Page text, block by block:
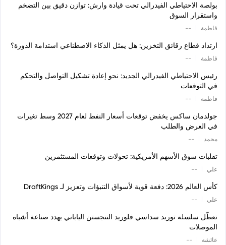
بولصة الاحتياطي الفيدرالي تحت قيادة وارش: توازن دقيق بين التضخم
واستقرار السوق
فاطمة --
ارتداد قطاع رقائق التخزين: هل يمثل الذكاء الاصطناعي استدامة الدورة؟
فاطمة --
رئيس الاحتياطي الفيدرالي الجديد: نحو إعادة تشكيل التواصل والتحكم
في التوقعات
فاطمة --
جولدمان ساكس يخفض توقعات أسعار النفط لعام 2027 وسط تغيرات
في العرض والطلب
محمد --
تقلبات سوق الأسهم الأمريكية: تحولات وتوقعات المستثمرين
علي --
كأس العالم 2026: دفعة قوية لأسواق التنبؤات وتعزيز لـ DraftKings
علي --
تعطّل سلسلة توريد سداسي فلوريد التنجستن الياباني يهدد صناعة أشباه
الموصلات
عائشة --